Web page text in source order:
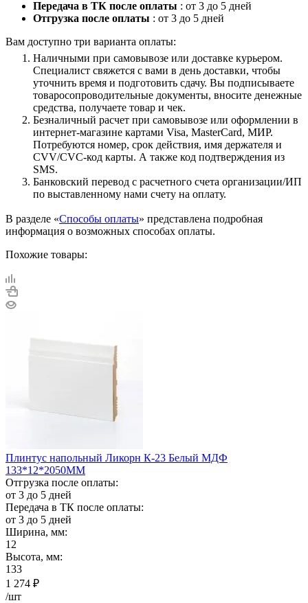
Передача в ТК после оплаты : от 3 до 5 дней
Отгрузка после оплаты : от 3 до 5 дней
Вам доступно три варианта оплаты:
Наличными при самовывозе или доставке курьером.
Специалист свяжется с вами в день доставки, чтобы
уточнить время и подготовить сдачу. Вы подписываете
товаросопроводительные документы, вносите денежные
средства, получаете товар и чек.
Безналичный расчет при самовывозе или оформлении в
интернет-магазине картами Visa, MasterCard, МИР.
Потребуются номер, срок действия, имя держателя и
CVV/CVC-код карты. А также код подтверждения из
SMS.
Банковский перевод с расчетного счета организации/ИП
по выставленному нами счету на оплату.
В разделе «Способы оплаты» представлена подробная
информация о возможных способах оплаты.
Похожие товары:
Плинтус напольный Ликорн К-23 Белый МДФ
133*12*2050ММ
Отгрузка после оплаты:
от 3 до 5 дней
Передача в ТК после оплаты:
от 3 до 5 дней
Ширина, мм:
12
Высота, мм:
133
1 274 ₽
/шт